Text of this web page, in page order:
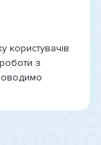
користувачів
з